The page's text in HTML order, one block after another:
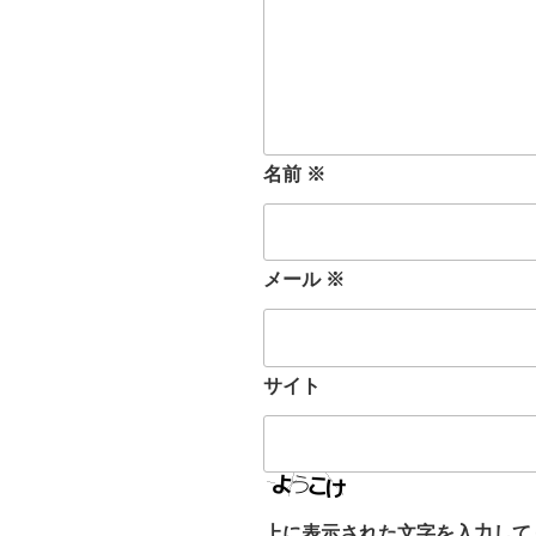
名前 ※
メール ※
サイト